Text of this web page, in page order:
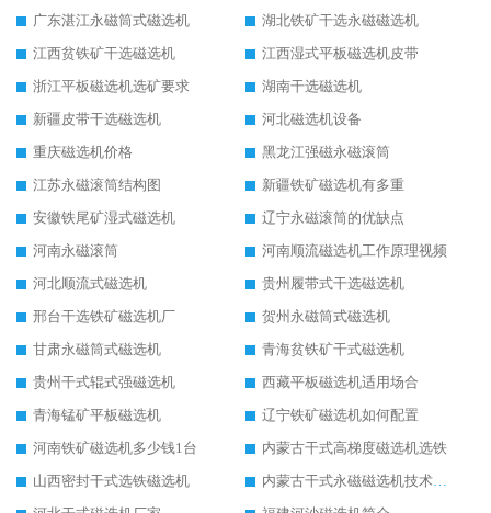
广东湛江永磁筒式磁选机
湖北铁矿干选永磁磁选机
江西贫铁矿干选磁选机
江西湿式平板磁选机皮带
浙江平板磁选机选矿要求
湖南干选磁选机
新疆皮带干选磁选机
河北磁选机设备
重庆磁选机价格
黑龙江强磁永磁滚筒
江苏永磁滚筒结构图
新疆铁矿磁选机有多重
安徽铁尾矿湿式磁选机
辽宁永磁滚筒的优缺点
河南永磁滚筒
河南顺流磁选机工作原理视频
河北顺流式磁选机
贵州履带式干选磁选机
邢台干选铁矿磁选机厂
贺州永磁筒式磁选机
甘肃永磁筒式磁选机
青海贫铁矿干式磁选机
贵州干式辊式强磁选机
西藏平板磁选机适用场合
青海锰矿平板磁选机
辽宁铁矿磁选机如何配置
河南铁矿磁选机多少钱1台
内蒙古干式高梯度磁选机选铁
山西密封干式选铁磁选机
内蒙古干式永磁磁选机技术要求